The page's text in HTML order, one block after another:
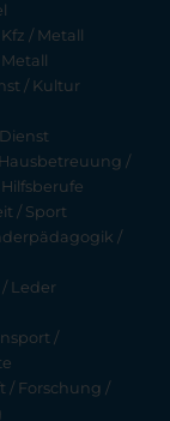
/ Metall
/ Kultur
/
/ Sport
/
/ Leder
/
/ Forschung /